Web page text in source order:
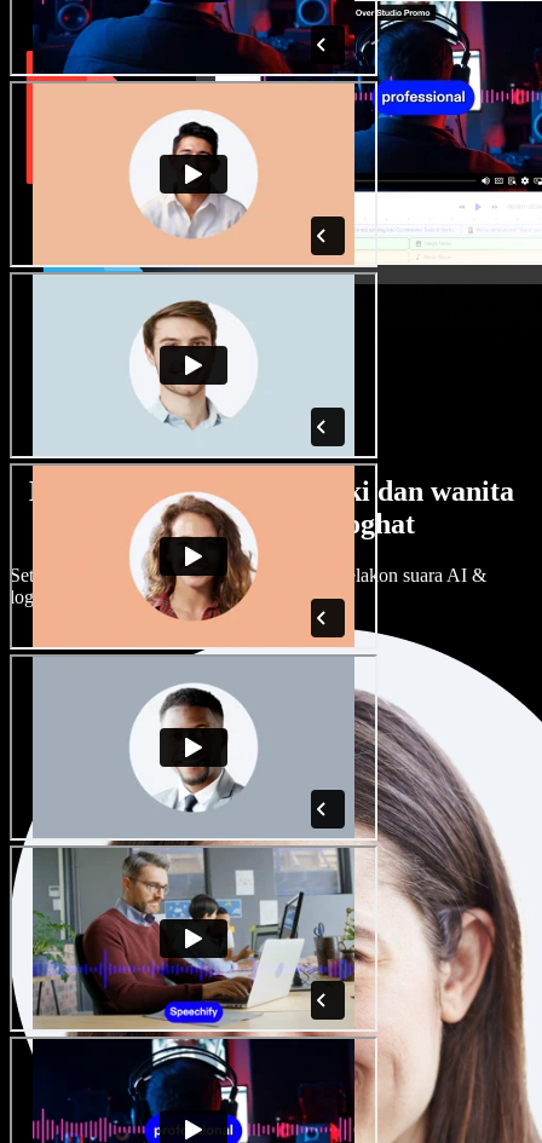
Banyak pilihan suara lelaki dan wanita
dengan pelbagai loghat
Setiap projek boleh jadi unik. Pilih ratusan pelakon suara AI &
loghat, laraskan ikut cita rasa anda.